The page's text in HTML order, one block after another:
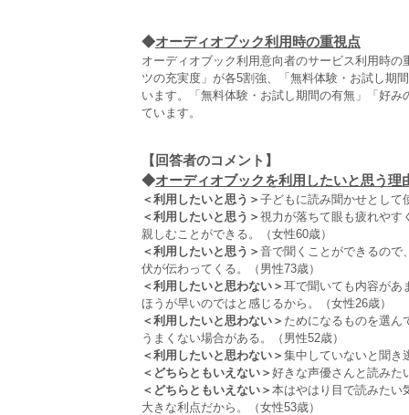
◆オーディオブック利用時の重視点
オーディオブック利用意向者のサービス利用時
ツの充実度」が各5割強、「無料体験・お試し期
います。「無料体験・お試し期間の有無」「好
ています。
【回答者のコメント】
◆オーディオブックを利用したいと思う理
＜利用したいと思う＞ 子どもに読み聞かせとして
＜利用したいと思う＞ 視力が落ちて眼も疲れやす
親しむことができる。（女性60歳）
＜利用したいと思う＞ 音で聞くことができるので
伏が伝わってくる。（男性73歳）
＜利用したいと思わない＞ 耳で聞いても内容があ
ほうが早いのではと感じるから。（女性26歳）
＜利用したいと思わない＞ ためになるものを選ん
うまくない場合がある。（男性52歳）
＜利用したいと思わない＞ 集中していないと聞き
＜どちらともいえない＞ 好きな声優さんと読みた
＜どちらともいえない＞ 本はやはり目で読みたい
大きな利点だから。（女性53歳）